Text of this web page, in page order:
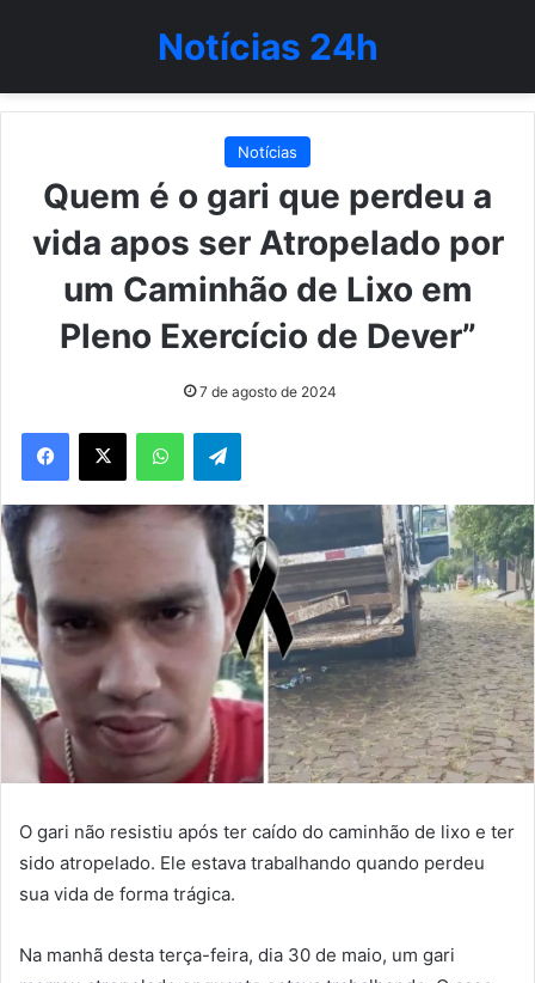
Notícias 24h
Notícias
Quem é o gari que perdeu a
vida apos ser Atropelado por
um Caminhão de Lixo em
Pleno Exercício de Dever”
7 de agosto de 2024
WhatsAppTelegram
O gari não resistiu após ter caído do caminhão de lixo e ter
sido atropelado. Ele estava trabalhando quando perdeu
sua vida de forma trágica.
Na manhã desta terça-feira, dia 30 de maio, um gari